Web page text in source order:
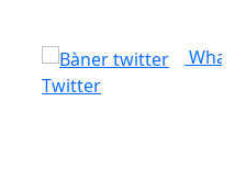
Twitter